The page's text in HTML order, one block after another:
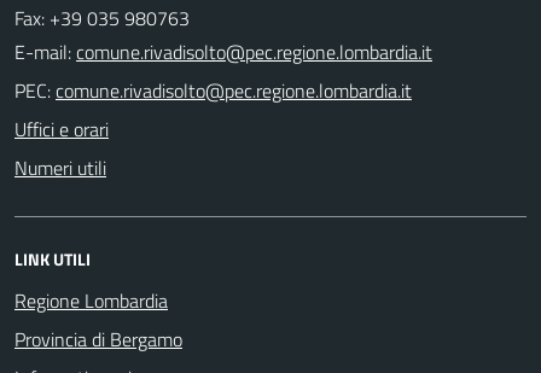
Fax: +39 035 980763
E-mail:
PEC:
Uffici e orari
Numeri utili
LINK UTILI
Regione Lombardia
Provincia di Bergamo